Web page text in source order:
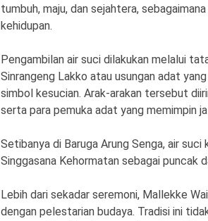
tumbuh, maju, dan sejahtera,
kehidupan.
Pengambilan air suci dilakukan melalui
Sinrangeng Lakko atau usungan adat
simbol kesucian. Arak-arakan tersebut
serta para pemuka adat yang memimpin
Setibanya di Baruga Arung Senga, air
Singgasana Kehormatan sebagai puncak
Lebih dari sekadar seremoni, Mallekke
dengan pelestarian budaya. Tradisi ini